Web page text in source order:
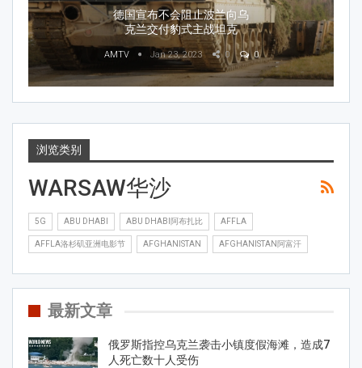
德国宣布不会阻止波兰向乌
克兰交付豹式主战坦克
AMTV Jan 23, 2023 0 0
浏览类别
WARSAW华沙
5G ABU DHABI ABU DHABI阿布扎比 AFFLA
AFFLA洛杉矶亚洲电影节 AFGHANISTAN AFGHANISTAN阿富汗
最新文章
俄罗斯指控乌克兰袭击小镇度假海滩，造成7
人死亡数十人受伤